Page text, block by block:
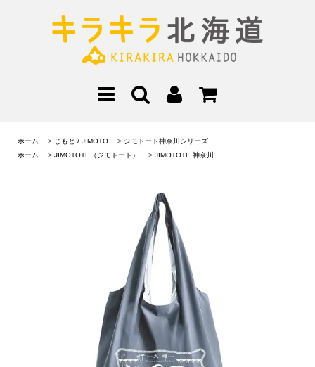
ホーム > じもと / JIMOTO > ジモトート神奈川シリーズ
ホーム
> JIMOTOTE（ジモトート） > JIMOTOTE 神奈川